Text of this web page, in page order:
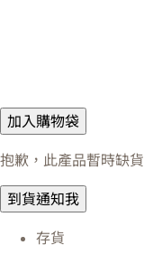
加入購物袋
抱歉，此產品暫時缺貨
到貨通知我
存貨